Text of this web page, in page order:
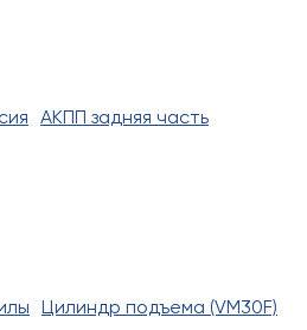
АКПП задняя часть
Цилиндр подъема (VM30F)